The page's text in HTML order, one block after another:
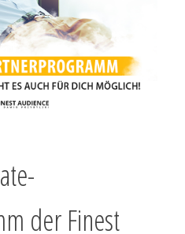
der Finest